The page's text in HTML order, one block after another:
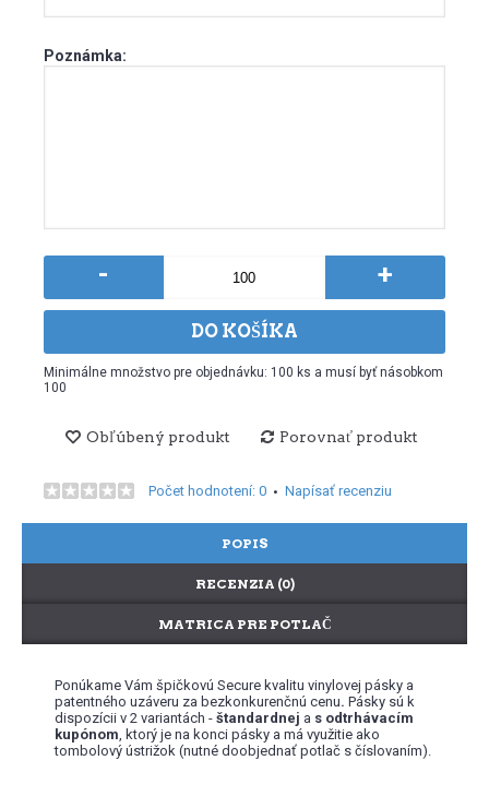
Poznámka:
- +
DO KOŠÍKA
Minimálne množstvo pre objednávku: 100 ks a musí byť násobkom
100
Obľúbený produkt Porovnať produkt
Počet hodnotení: 0 • Napísať recenziu
POPIS
RECENZIA (0)
MATRICA PRE POTLAČ
Ponúkame Vám špičkovú Secure kvalitu vinylovej pásky a
patentného uzáveru za bezkonkurenčnú cenu. Pásky sú k
dispozícii v 2 variantách - štandardnej a s odtrhávacím
kupónom, ktorý je na konci pásky a má využitie ako
tombolový ústrižok (nutné doobjednať potlač s číslovaním).